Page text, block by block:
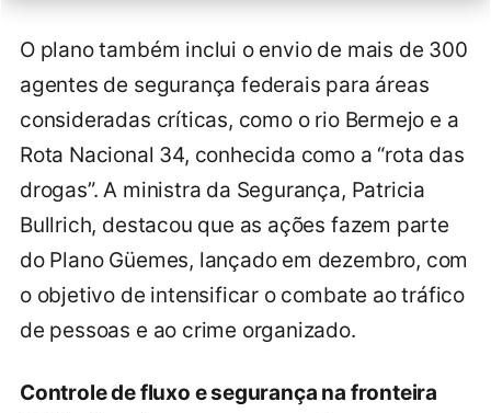
O plano também inclui o envio de mais de 300
agentes de segurança federais para áreas
consideradas críticas, como o rio Bermejo e a
Rota Nacional 34, conhecida como a “rota das
drogas”. A ministra da Segurança, Patricia
Bullrich, destacou que as ações fazem parte
do Plano Güemes, lançado em dezembro, com
o objetivo de intensificar o combate ao tráfico
de pessoas e ao crime organizado.
Controle de fluxo e segurança na fronteira